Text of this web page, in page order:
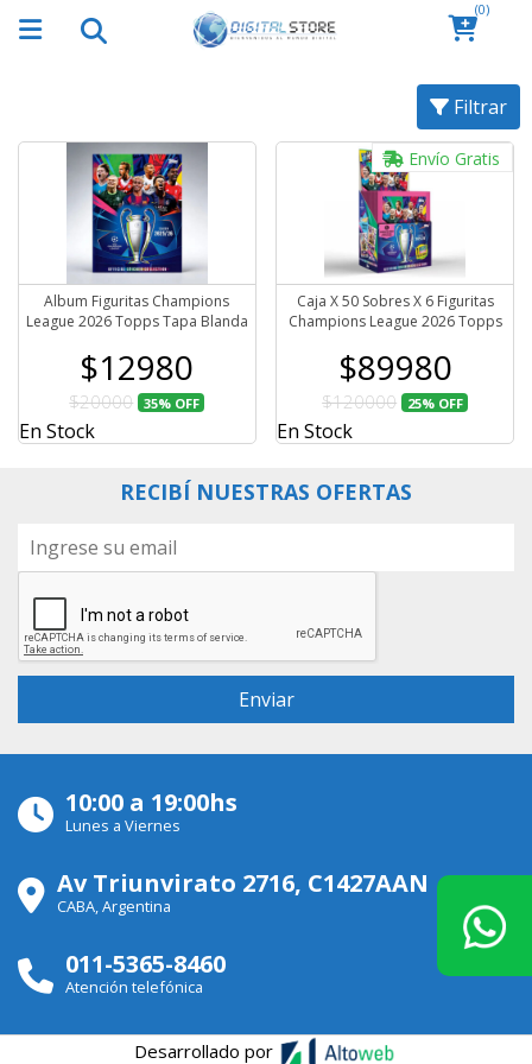
(0)
Filtrar
Album Figuritas Champions
League 2026 Topps Tapa Blanda
$12980
$20000 35% OFF
En Stock
Caja X 50 Sobres X 6 Figuritas
Champions League 2026 Topps
Envío Gratis
$89980
$120000 25% OFF
En Stock
RECIBÍ NUESTRAS OFERTAS
10:00 a 19:00hs
Lunes a Viernes
Av Triunvirato 2716, C1427AAN
CABA, Argentina
011-5365-8460
Atención telefónica
Desarrollado por